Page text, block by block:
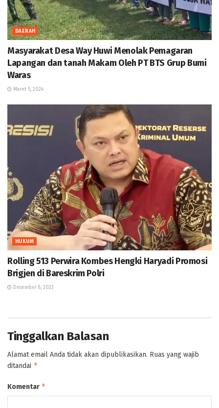
DAERAH
Masyarakat Desa Way Huwi Menolak Pemagaran
Lapangan dan tanah Makam Oleh PT BTS Grup Bumi
Waras
Maret 5, 2024
HUKUM
Rolling 513 Perwira Kombes Hengki Haryadi Promosi
Brigjen di Bareskrim Polri
Desember 8, 2023
Tinggalkan Balasan
Alamat email Anda tidak akan dipublikasikan. Ruas yang wajib
ditandai *
Komentar *